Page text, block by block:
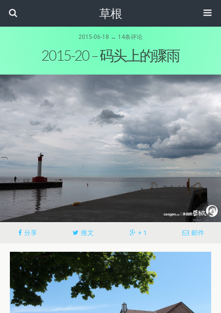
草根
2015-06-18 ↔ 14条评论
2015-20 – 码头上的骤雨
分享 推文 + 1 邮件